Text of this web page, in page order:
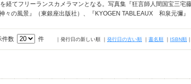
経てフリーランスカメラマンとなる。写真集『狂言師人間国宝三宅
の風景』（東銀座出版社）、『KYOGEN TABLEAUX 和泉元彌』
件数 件 ｜発行日の新しい順 ｜ 発行日の古い順 ｜ 書名順 ｜ ISBN順 ｜